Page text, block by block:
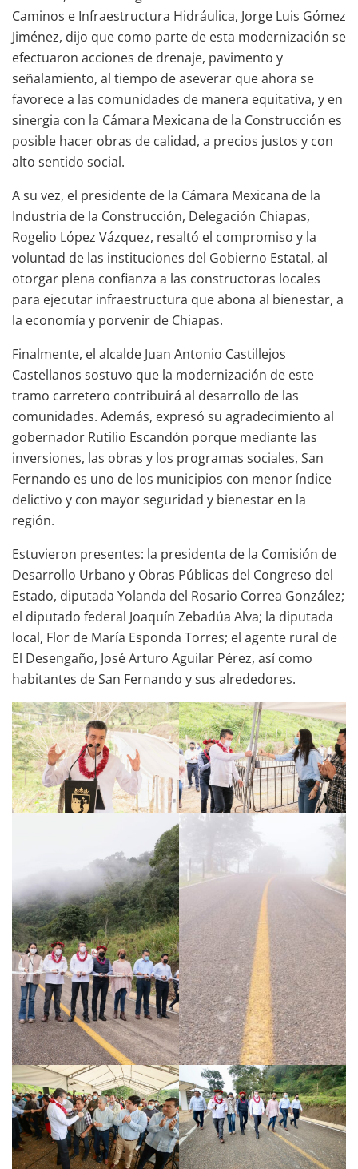
Caminos e Infraestructura Hidráulica, Jorge Luis Gómez
Jiménez, dijo que como parte de esta modernización se
efectuaron acciones de drenaje, pavimento y
señalamiento, al tiempo de aseverar que ahora se
favorece a las comunidades de manera equitativa, y en
sinergia con la Cámara Mexicana de la Construcción es
posible hacer obras de calidad, a precios justos y con
alto sentido social.
A su vez, el presidente de la Cámara Mexicana de la
Industria de la Construcción, Delegación Chiapas,
Rogelio López Vázquez, resaltó el compromiso y la
voluntad de las instituciones del Gobierno Estatal, al
otorgar plena confianza a las constructoras locales
para ejecutar infraestructura que abona al bienestar, a
la economía y porvenir de Chiapas.
Finalmente, el alcalde Juan Antonio Castillejos
Castellanos sostuvo que la modernización de este
tramo carretero contribuirá al desarrollo de las
comunidades. Además, expresó su agradecimiento al
gobernador Rutilio Escandón porque mediante las
inversiones, las obras y los programas sociales, San
Fernando es uno de los municipios con menor índice
delictivo y con mayor seguridad y bienestar en la
región.
Estuvieron presentes: la presidenta de la Comisión de
Desarrollo Urbano y Obras Públicas del Congreso del
Estado, diputada Yolanda del Rosario Correa González;
el diputado federal Joaquín Zebadúa Alva; la diputada
local, Flor de María Esponda Torres; el agente rural de
El Desengaño, José Arturo Aguilar Pérez, así como
habitantes de San Fernando y sus alrededores.